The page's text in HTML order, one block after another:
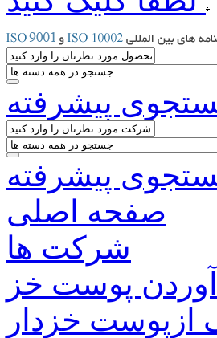
پیشرفته
پیشرفته
صفحه اصلی
شرکت ها
پوست خز
ازپوست خزدار